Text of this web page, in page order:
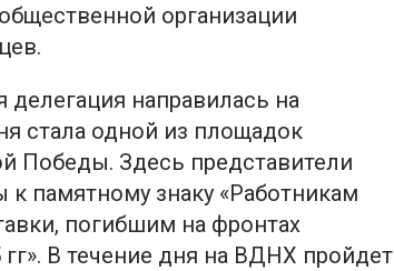
организации
делегация направилась на
стала одной из площадок
Победы. Здесь представители
памятному знаку «Работникам
погибшим на фронтах
В течение дня на ВДНХ пройдет